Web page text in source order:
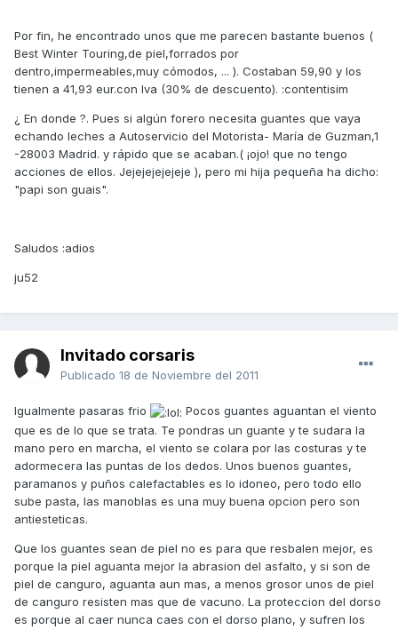
Por fin, he encontrado unos que me parecen bastante buenos (
Best Winter Touring,de piel,forrados por
dentro,impermeables,muy cómodos, ... ). Costaban 59,90 y los
tienen a 41,93 eur.con Iva (30% de descuento). :contentisim
¿ En donde ?. Pues si algún forero necesita guantes que vaya
echando leches a Autoservicio del Motorista- María de Guzman,1
-28003 Madrid. y rápido que se acaban.( ¡ojo! que no tengo
acciones de ellos. Jejejejejejeje ), pero mi hija pequeña ha dicho:
"papi son guais".
Saludos :adios
ju52
Invitado corsaris
Publicado 18 de Noviembre del 2011
Igualmente pasaras frio
Pocos guantes aguantan el viento
que es de lo que se trata. Te pondras un guante y te sudara la
mano pero en marcha, el viento se colara por las costuras y te
adormecera las puntas de los dedos. Unos buenos guantes,
paramanos y puños calefactables es lo idoneo, pero todo ello
sube pasta, las manoblas es una muy buena opcion pero son
antiesteticas.
Que los guantes sean de piel no es para que resbalen mejor, es
porque la piel aguanta mejor la abrasion del asfalto, y si son de
piel de canguro, aguanta aun mas, a menos grosor unos de piel
de canguro resisten mas que de vacuno. La proteccion del dorso
es porque al caer nunca caes con el dorso plano, y sufren los